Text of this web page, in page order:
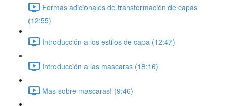
Formas adicionales de transformación de capas
(12:55)
Introducción a los estilos de capa (12:47)
Introducción a las mascaras (18:16)
Mas sobre mascaras! (9:46)